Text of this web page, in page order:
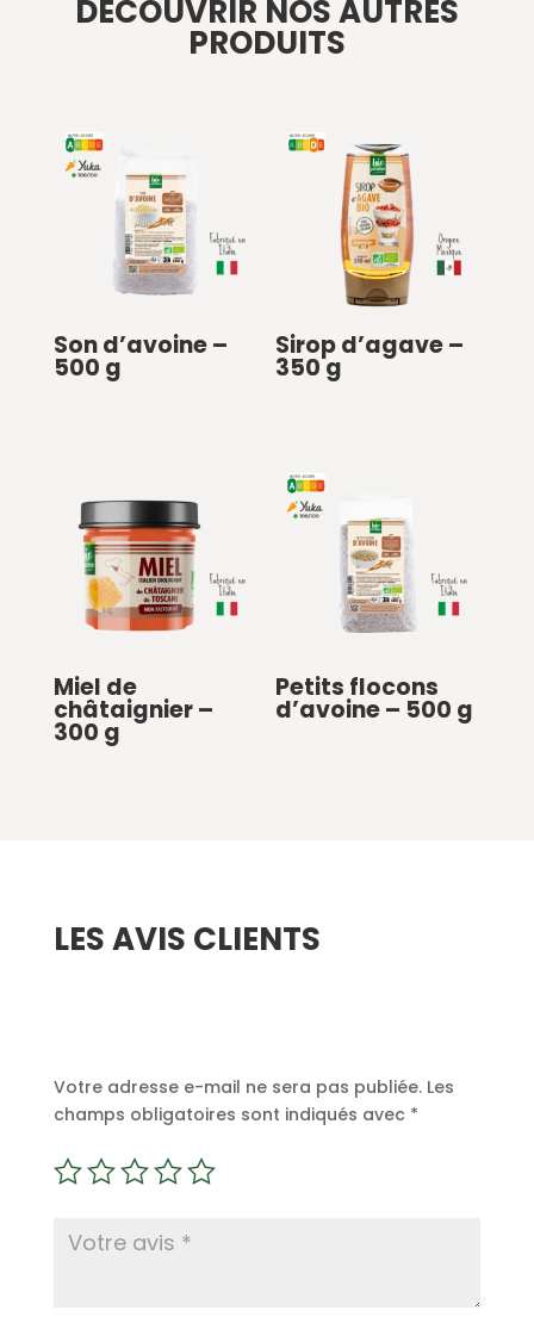
DÉCOUVRIR NOS AUTRES
PRODUITS
Son d’avoine –
500 g
Sirop d’agave –
350 g
Miel de
châtaignier –
300 g
Petits flocons
d’avoine – 500 g
LES AVIS CLIENTS
Votre adresse e-mail ne sera pas publiée. Les
champs obligatoires sont indiqués avec *